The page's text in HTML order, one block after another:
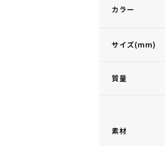
カラー
サイズ(mm)
質量
素材